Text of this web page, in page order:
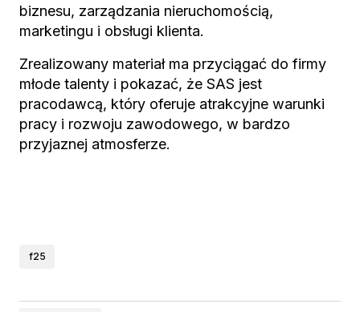
biznesu, zarządzania nieruchomością,
marketingu i obsługi klienta.
Zrealizowany materiał ma przyciągać do firmy
młode talenty i pokazać, że SAS jest
pracodawcą, który oferuje atrakcyjne warunki
pracy i rozwoju zawodowego, w bardzo
przyjaznej atmosferze.
f25